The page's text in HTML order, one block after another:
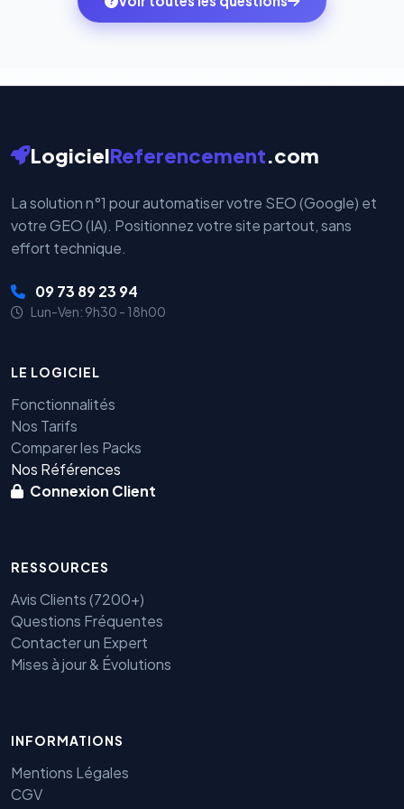
votre historique.
par nos serveurs — elles sont gérées directement et
LogicielReferencement.com
La solution n°1 pour automatiser votre SEO (Google) et
votre GEO (IA). Positionnez votre site partout, sans
effort technique.
09 73 89 23 94
Lun-Ven: 9h30 - 18h00
LE LOGICIEL
Fonctionnalités
Nos Tarifs
Comparer les Packs
Nos Références
Connexion Client
RESSOURCES
Avis Clients (7200+)
Questions Fréquentes
Contacter un Expert
Mises à jour & Évolutions
INFORMATIONS
Mentions Légales
CGV